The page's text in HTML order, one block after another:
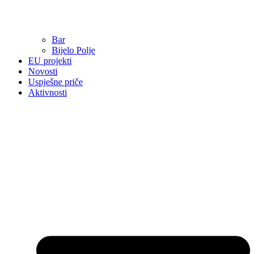
Bar
Bijelo Polje
EU projekti
Novosti
Uspješne priče
Aktivnosti